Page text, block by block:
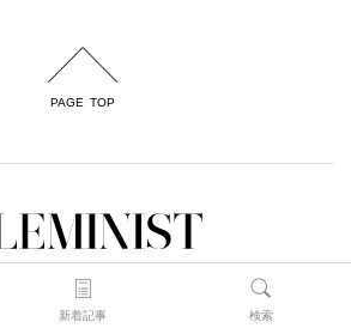
PAGE TOP
新着記事 検索